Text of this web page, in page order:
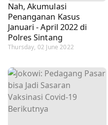
Nah, Akumulasi
Penanganan Kasus
Januari - April 2022 di
Polres Sintang
Thursday, 02 June 2022